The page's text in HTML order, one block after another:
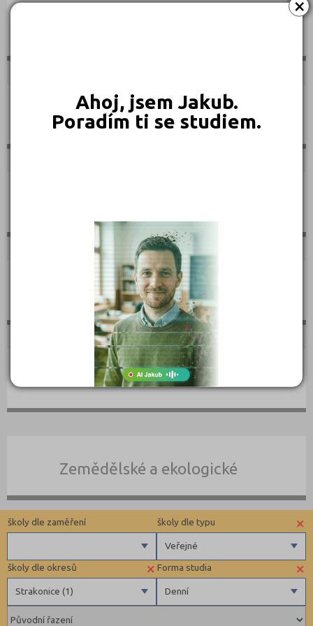
×
Ahoj, jsem Jakub.
Poradím ti se studiem.
Technické
Textilní a obuvnické
Umělecké
Zemědělské a ekologické
×
Denní
Forma studia
×
Strakonice (1)
školy dle okresů
Benešov (1)
×
Veřejné
školy dle typu
Krajské
Veřejné
školy dle zaměření
Zdravotnické
Ekonomické
Pedagogické